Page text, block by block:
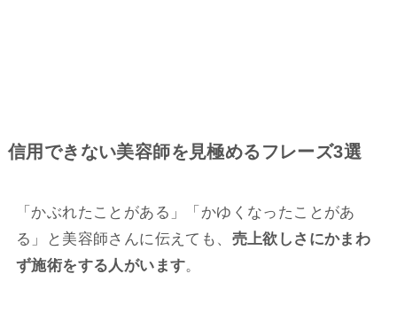
信用できない美容師を見極めるフレーズ3選
「かぶれたことがある」「かゆくなったことがあ
る」と美容師さんに伝えても、 売上欲しさにかまわ
ず施術をする人がいます。